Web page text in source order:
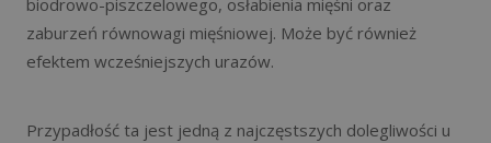
biodrowo-piszczelowego, osłabienia mięśni oraz
zaburzeń równowagi mięśniowej. Może być również
efektem wcześniejszych urazów.
Przypadłość ta jest jedną z najczęstszych dolegliwości u